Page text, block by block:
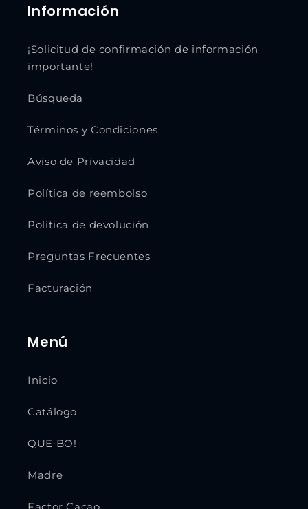
Información
¡Solicitud de confirmación de información
importante!
Búsqueda
Términos y Condiciones
Aviso de Privacidad
Política de reembolso
Política de devolución
Preguntas Frecuentes
Facturación
Menú
Inicio
Catálogo
QUE BO!
Madre